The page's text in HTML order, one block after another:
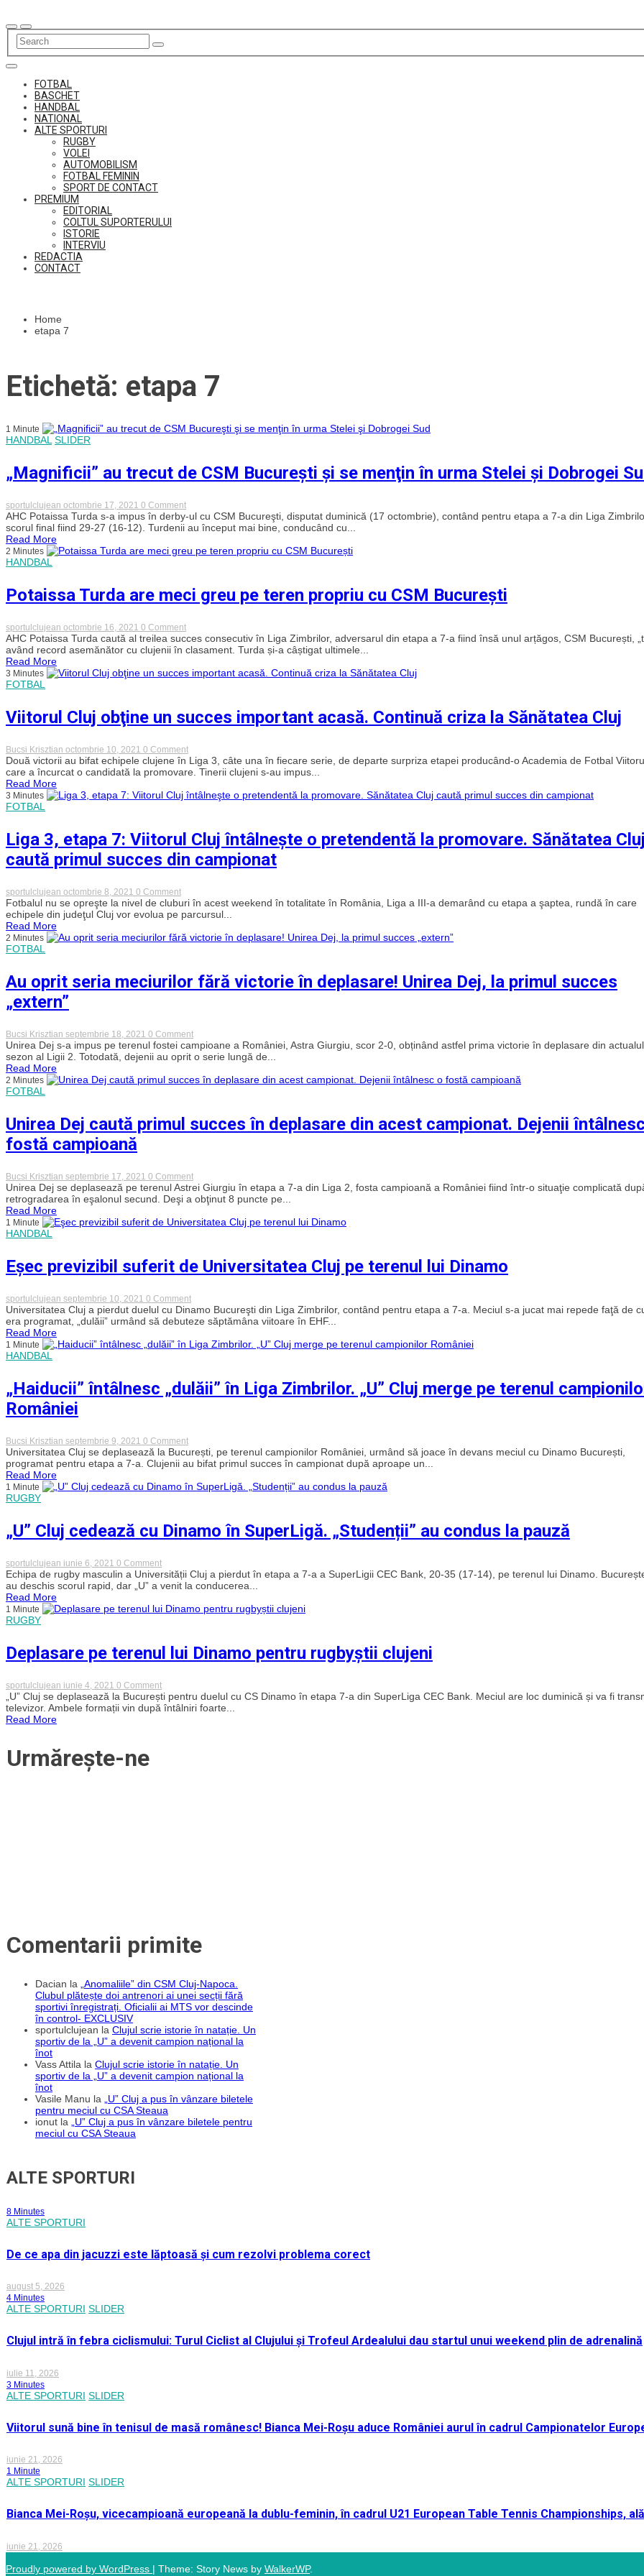
to
content
FOTBAL
BASCHET
HANDBAL
NATIONAL
ALTE SPORTURI
RUGBY
VOLEI
AUTOMOBILISM
FOTBAL FEMININ
SPORT DE CONTACT
PREMIUM
EDITORIAL
COLTUL SUPORTERULUI
ISTORIE
INTERVIU
REDACTIA
CONTACT
Home
etapa 7
Etichetă: etapa 7
1 Minute
HANDBAL SLIDER
„Magnificii” au trecut de CSM Bucureşti şi se menţin în urma Stelei şi Dobrogei
sportulclujean octombrie 17, 2021 0 Commenton
„Magnificii”
au
trecut
CSM
menţin
în
Stelei
şi
Dobrogei
Sud
AHC Potaissa Turda s-a impus în derby-ul cu CSM Bucureşti, disputat duminică (17 octombrie), contând pentru etapa a 7-a din Liga
scorul final fiind 29-27 (16-12). Turdenii au început mai bine, conducând cu...
Read More
2 Minutes
HANDBAL
Potaissa Turda are meci greu pe teren propriu cu CSM București
sportulclujean octombrie 16, 2021 0 Commenton
Potaissa
Turda
are
greu
cu
CSM
AHC Potaissa Turda caută al treilea succes consecutiv în Liga Zimbrilor, adversarul din etapa a 7-a fiind însă unul arțăgos, CSM București,
având record asemănător cu clujenii în clasament. Turda și-a câștigat ultimele...
Read More
3 Minutes
FOTBAL
Viitorul Cluj obţine un succes important acasă. Continuă criza la Sănătatea Cluj
Bucsi Krisztian octombrie 10, 2021 0 Commenton
Viitorul
Cluj
obţine
succes
criza
la
Sănătatea
Cluj
Două victorii au bifat echipele clujene în Liga 3, câte una în fiecare serie, de departe surpriza etapei producând-o Academia de Fotbal
care a încurcat o candidată la promovare. Tinerii clujeni s-au impus...
Read More
3 Minutes
FOTBAL
Liga 3, etapa 7: Viitorul Cluj întâlneşte o pretendentă la promovare. Sănătatea Cluj
caută primul succes din campionat
sportulclujean octombrie 8, 2021 0 Commenton
Liga
3,
etapa
Viitorul
pretendentă
la
caută
primul
succes
din
Fotbalul nu se opreşte la nivel de cluburi în acest weekend în totalitate în România, Liga a III-a demarând cu etapa a şaptea, rundă în care
echipele din judeţul Cluj vor evolua pe parcursul...
Read More
2 Minutes
FOTBAL
Au oprit seria meciurilor fără victorie în deplasare! Unirea Dej, la primul succes
„extern”
Bucsi Krisztian septembrie 18, 2021 0 Commenton
Au
oprit
seria
fără
Unirea
Dej,
„extern”
Unirea Dej s-a impus pe terenul fostei campioane a României, Astra Giurgiu, scor 2-0, obținând astfel prima victorie în deplasare din actualul
sezon al Ligii 2. Totodată, dejenii au oprit o serie lungă de...
Read More
2 Minutes
FOTBAL
Unirea Dej caută primul succes în deplasare din acest campionat. Dejenii
fostă campioană
Bucsi Krisztian septembrie 17, 2021 0 Commenton
Unirea
Dej
caută
succes
acest
campionat.
o
fostă
campioană
Unirea Dej se deplasează pe terenul Astrei Giurgiu în etapa a 7-a din Liga 2, fosta campioană a României fiind într-o situaţie complicată
retrogradarea în eşalonul secund. Deşi a obţinut 8 puncte pe...
Read More
1 Minute
HANDBAL
Eşec previzibil suferit de Universitatea Cluj pe terenul lui Dinamo
sportulclujean septembrie 10, 2021 0 Commenton
Eşec
previzibil
suferit
Universitatea
lui
Dinamo
Universitatea Cluj a pierdut duelul cu Dinamo Bucureşti din Liga Zimbrilor, contând pentru etapa a 7-a. Meciul s-a jucat mai repede faţă de
era programat, „dulăii” urmând să debuteze săptămâna viitoare în EHF...
Read More
1 Minute
HANDBAL
„Haiducii” întâlnesc „dulăii” în Liga Zimbrilor. „U” Cluj merge pe terenul
României
Bucsi Krisztian septembrie 9, 2021 0 Commenton
„Haiducii”
întâlnesc
„dulăii”
Liga
merge
pe
României
Universitatea Cluj se deplasează la București, pe terenul campionilor României, urmând să joace în devans meciul cu Dinamo București,
programat pentru etapa a 7-a. Clujenii au bifat primul succes în campionat după aproape un...
Read More
1 Minute
RUGBY
„U” Cluj cedează cu Dinamo în SuperLigă. „Studenții” au condus la pauză
sportulclujean iunie 6, 2021 0 Commenton
„U”
Cluj
cedează
Dinamo
condus
pauză
Echipa de rugby masculin a Universității Cluj a pierdut în etapa a 7-a a SuperLigii CEC Bank, 20-35 (17-14), pe terenul lui Dinamo.
au deschis scorul rapid, dar „U” a venit la conducerea...
Read More
1 Minute
RUGBY
Deplasare pe terenul lui Dinamo pentru rugbyștii clujeni
sportulclujean iunie 4, 2021 0 Commenton
Deplasare
pe
terenul
„U” Cluj se deplasează la București pentru duelul cu CS Dinamo în etapa 7-a din SuperLiga CEC Bank. Meciul are loc duminică și va fi
televizor. Ambele formații vin după întâlniri foarte...
Read More
Urmărește-ne
Comentarii primite
Dacian la
„Anomaliile” din CSM Cluj-Napoca.
Clubul plătește doi antrenori ai unei secții fără
sportivi înregistrați. Oficialii ai MTS vor descinde
în control- EXCLUSIV
sportulclujean la Clujul scrie istorie în natație. Un
sportiv de la „U” a devenit campion național la
înot
Vass Attila la Clujul scrie istorie în natație. Un
sportiv de la „U” a devenit campion național la
înot
Vasile Manu la
„U” Cluj a pus în vânzare biletele
pentru meciul cu CSA Steaua
ionut la
„U” Cluj a pus în vânzare biletele pentru
meciul cu CSA Steaua
ALTE SPORTURI
8 Minutes
ALTE SPORTURI
De ce apa din jacuzzi este lăptoasă și cum rezolvi problema corect
august 5, 2026
4 Minutes
ALTE SPORTURI SLIDER
Clujul intră în febra ciclismului: Turul Ciclist al Clujului și Trofeul Ardealului dau startul unui weekend plin de adrenalină
iulie 11, 2026
3 Minutes
ALTE SPORTURI SLIDER
Viitorul sună bine în tenisul de masă românesc! Bianca Mei-Roșu aduce României aurul în cadrul Campionatelor
iunie 21, 2026
1 Minute
ALTE SPORTURI SLIDER
Bianca Mei-Roșu, vicecampioană europeană la dublu-feminin, în cadrul U21 European Table Tennis Championships,
iunie 21, 2026
Proudly powered by WordPress | Theme: Story News by WalkerWP.